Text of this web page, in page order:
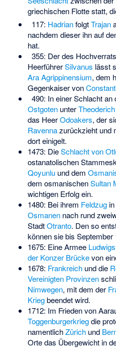
griechischen Flotte statt,
117: HadrianfolgtTrajan
nachdem dieser ihn auf
hat.
355: Der des
HeerführerSilvanus lässt
Ara Agrippinensium, dem
Gegenkaiser von
490: In einer Schlacht an
Ostgotenunter
das HeerOdoakers, der
Ravennazurückzieht und
dort einigelt.
1473: DieSchlacht von
ostanatolischen
Qoyunluund dem
dem osmanischenSultan
wichtigen Erfolg ein.
1480: Bei ihrem Feldzugin
Osmanennach rund
StadtOtranto. Den so
können sie bis September
1675: Eine Armee
der Konzer Brückevon
1678: Frankreichund die
Vereinigten Provinzen
Nimwegen, mit dem der
Kriegbeendet wird.
1712: Im Frieden von
Toggenburgerkriegdie
namentlichZürichund
Orte das Übergewicht in